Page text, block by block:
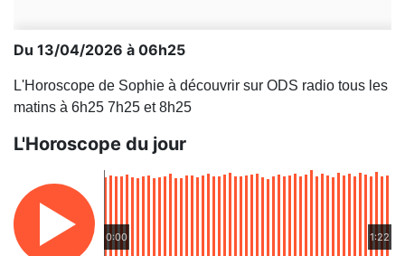
Du 13/04/2026 à 06h25
L'Horoscope de Sophie à découvrir sur ODS radio tous les
matins à 6h25 7h25 et 8h25
L'Horoscope du jour
0:00 1:22